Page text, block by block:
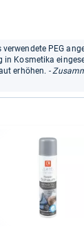
PEG
in Kosmetika
erhöhen. -